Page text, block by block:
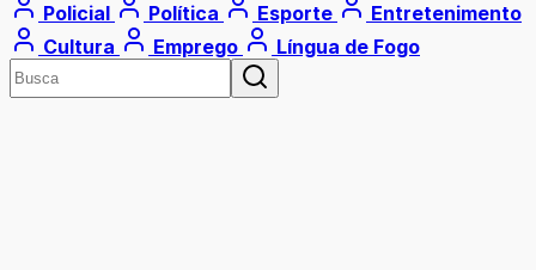
Policial
Política Esporte
Entretenimento
Cultura
Emprego Língua de Fogo